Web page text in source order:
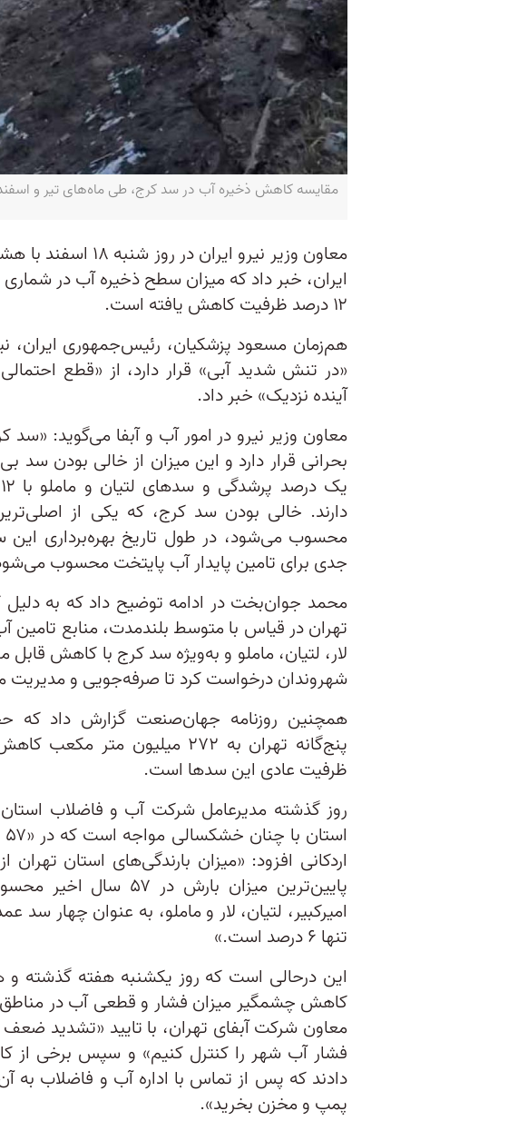
مقایسه کاهش ذخیره آب در سد کرج، طی ماه‌های تیر و اسفند ۱۴۰۳-ایندیپندنت
معاون وزیر نیرو
۱۲ درصد ظرفیت کاهش یافته است.
هم‌زمان مسعود پزشکیان، رئيس‌جمهوری ایران،
«در تنش شدید آبی» قرار دارد، از «قطع
آینده نزدیک» خبر داد.
بحرانی قرار دارد و این میزان از خالی بودن
دارند. خالی بودن سد کرج، که یکی از
محسوب می‌شود، در طول تاریخ بهره‌برداری
جدی برای تامین پایدار آب پایتخت محسوب
تهران در قیاس با متوسط بلندمدت، منابع
لار، لتیان، ماملو و به‌ویژه سد کرج با کاهش
شهروندان درخواست کرد تا صرفه‌جویی و مدیریت
همچنین روزنامه جهان‌صنعت گزارش داد
ظرفیت عادی این سدها است.
روز گذشته مدیرعامل شرکت آب و فاضلاب استان
اردکانی افزود: «میزان بارندگی‌های استان تهران
پایین‌ترین میزان بارش‌
امیرکبیر، لتیان، لار و ماملو، به عنوان چهار سد
تنها ۶ درصد است.»
این درحالی است که روز یکشنبه هفته گذشته و
کاهش چشمگیر میزان فشار و قطعی آب در
معاون شرکت آبفای تهران، با تایید «تشدید ضعف
فشار آب شهر را کنترل کنیم» و سپس برخی از
دادند که پس از تماس با اداره آب و فاضلاب به
پمپ و مخزن بخرید».